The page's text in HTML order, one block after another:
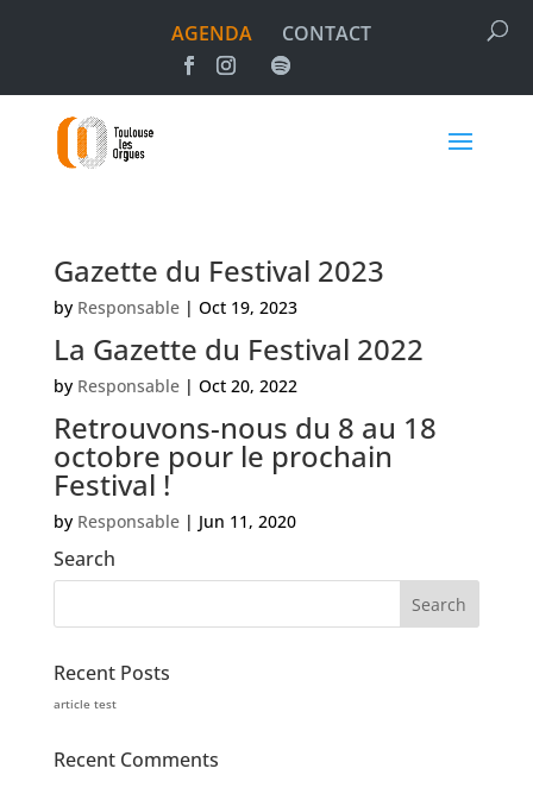
AGENDA CONTACT
Gazette du Festival 2023
by Responsable| Oct 19, 2023
La Gazette du Festival 2022
by Responsable| Oct 20, 2022
Retrouvons-nous du 8 au 18
octobre pour le prochain
Festival !
by Responsable| Jun 11, 2020
Search
Recent Posts
article test
Recent Comments